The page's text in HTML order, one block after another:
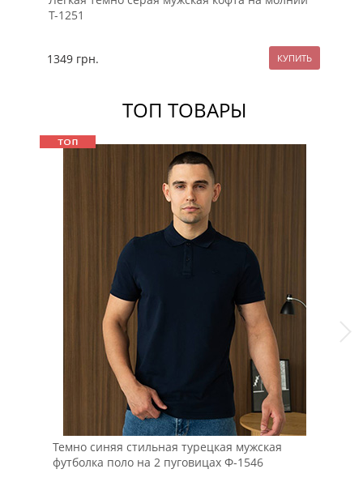
Т-1251
1349 грн.
ТОП ТОВАРЫ
Темно синяя стильная турецкая мужская
футболка поло на 2 пуговицах Ф-1546